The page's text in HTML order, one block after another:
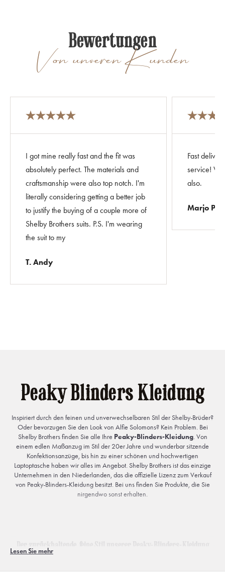
Bewertungen
Von unseren Kunden
I got mine really fast and the fit was
absolutely perfect. The materials and
craftsmanship were also top notch. I'm
literally considering getting a better job
to justify the buying of a couple more of
Shelby Brothers suits. P.S. I'm wearing
the suit to my
T. Andy
Fast
service!
also.
Marjo
Peaky Blinders Kleidung
Inspiriert durch den feinen und unverwechselbaren Stil der Shelby-Brüder?
Oder bevorzugen Sie den Look von Alfie Solomons? Kein Problem. Bei
Shelby Brothers finden Sie alle Ihre Peaky-Blinders-Kleidung. Von
einem edlen Maßanzug im Stil der 20er Jahre und wunderbar sitzende
Konfektionsanzüge, bis hin zu einer schönen und hochwertigen
Laptoptasche haben wir alles im Angebot. Shelby Brothers ist das einzige
Unternehmen in den Niederlanden, das die offizielle Lizenz zum Verkauf
von Peaky-Blinders-Kleidung besitzt. Bei uns finden Sie Produkte, die Sie
nirgendwo sonst erhalten.
Der zurückhaltende, feine Stil unserer Peaky-Blinders-Kleidung
wird den unverwechselbaren Stil der Shelby-Brüder bewundert haben. Die
Lesen Sie mehr